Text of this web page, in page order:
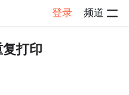
登录 频道
打印